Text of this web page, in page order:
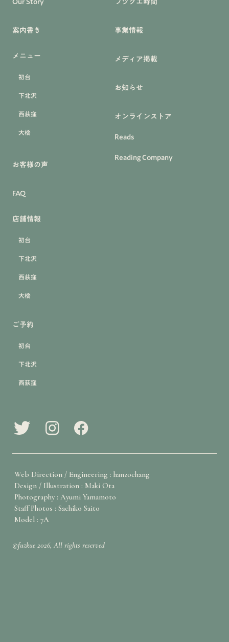
Our Story
案内書き
メニュー
初台
下北沢
西荻窪
大橋
お客様の声
FAQ
店舗情報
初台
下北沢
西荻窪
大橋
ご予約
初台
下北沢
西荻窪
フヅクエ時間
事業情報
メディア掲載
お知らせ
オンラインストア
Reads
Reading Company
Web Direction / Engineering : hanzochang
Design / Illustration : Maki Ota
Photography : Ayumi Yamamoto
Staff Photos : Sachiko Saito
Model : 7A
©fuzkue 2026, All rights reserved